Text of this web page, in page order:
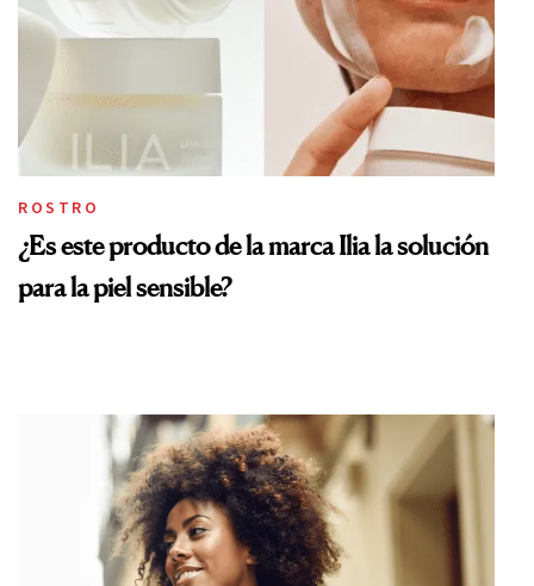
ROSTRO
¿Es este producto de la marca Ilia la solución
para la piel sensible?